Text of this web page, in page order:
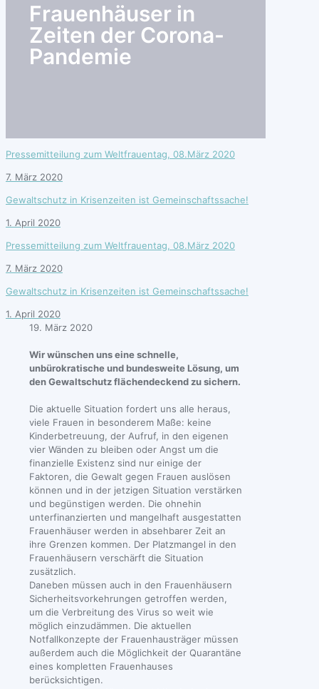
Frauenhäuser in
Zeiten der Corona-
Pandemie
Pressemitteilung zum Weltfrauentag, 08.März 2020
7. März 2020
Gewaltschutz in Krisenzeiten ist Gemeinschaftssache!
1. April 2020
Pressemitteilung zum Weltfrauentag, 08.März 2020
7. März 2020
Gewaltschutz in Krisenzeiten ist Gemeinschaftssache!
1. April 2020
19. März 2020
Wir wünschen uns eine schnelle,
unbürokratische und bundesweite Lösung, um
den Gewaltschutz flächendeckend zu sichern.
Die aktuelle Situation fordert uns alle heraus,
viele Frauen in besonderem Maße: keine
Kinderbetreuung, der Aufruf, in den eigenen
vier Wänden zu bleiben oder Angst um die
finanzielle Existenz sind nur einige der
Faktoren, die Gewalt gegen Frauen auslösen
können und in der jetzigen Situation verstärken
und begünstigen werden. Die ohnehin
unterfinanzierten und mangelhaft ausgestatten
Frauenhäuser werden in absehbarer Zeit an
ihre Grenzen kommen. Der Platzmangel in den
Frauenhäusern verschärft die Situation
zusätzlich.
Daneben müssen auch in den Frauenhäusern
Sicherheitsvorkehrungen getroffen werden,
um die Verbreitung des Virus so weit wie
möglich einzudämmen. Die aktuellen
Notfallkonzepte der Frauenhausträger müssen
außerdem auch die Möglichkeit der Quarantäne
eines kompletten Frauenhauses
berücksichtigen.